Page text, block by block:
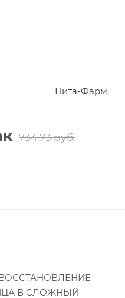
Нита-Фарм
734.73руб.
В СЛОЖНЫЙ